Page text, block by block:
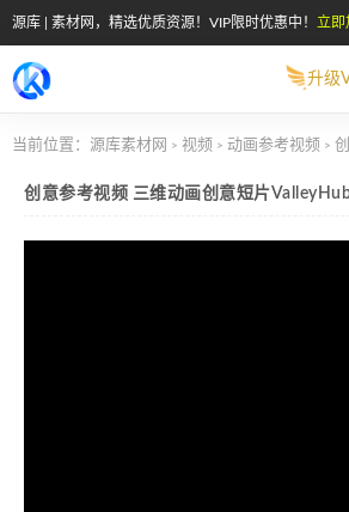
源库 | 素材网，精选优质资源！VIP限时优惠中！ 立即
升级
当前位置： 源库素材网 > 视频 > 动画参考视频 > 创意
创意参考视频 三维动画创意短片